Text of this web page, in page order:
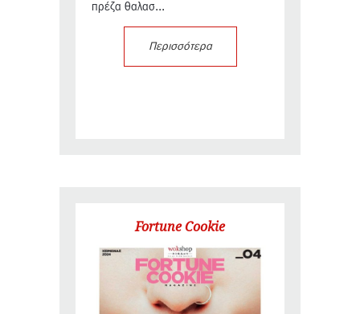
πρέζα θαλασ...
Περισσότερα
Fortune Cookie